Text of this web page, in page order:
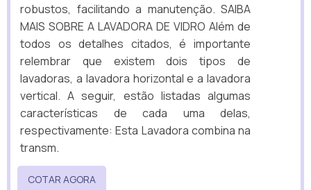
robustos, facilitando a manutenção. SAIBA
MAIS SOBRE A LAVADORA DE VIDRO Além de
todos os detalhes citados, é importante
relembrar que existem dois tipos de
lavadoras, a lavadora horizontal e a lavadora
vertical. A seguir, estão listadas algumas
características de cada uma delas,
respectivamente: Esta Lavadora combina na
transm.
COTAR AGORA